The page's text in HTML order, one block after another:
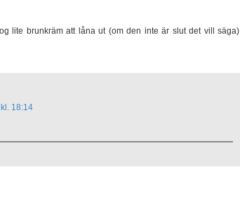
lite brunkräm att låna ut (om den inte är slut det vill säga).
18:14